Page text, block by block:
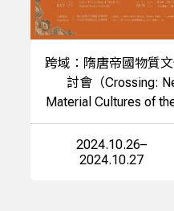
跨域：隋唐帝國物質
討會（Crossing:
Material Cultures of
2024.10.26–
2024.10.27